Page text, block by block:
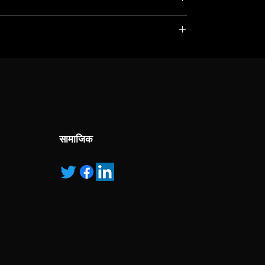
design, the unit takes up zero floor
with the listed products, it is only used for the
own manufactured, “ad” means authorised
सामाजिक